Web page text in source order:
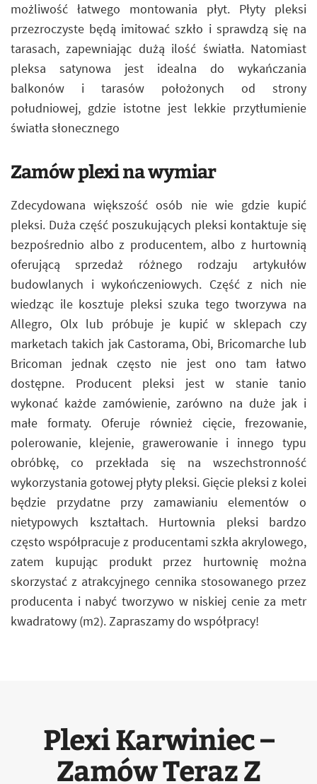
możliwość łatwego montowania płyt. Płyty pleksi
przezroczyste będą imitować szkło i sprawdzą się na
tarasach, zapewniając dużą ilość światła. Natomiast
pleksa satynowa jest idealna do wykańczania
balkonów i tarasów położonych od strony
południowej, gdzie istotne jest lekkie przytłumienie
światła słonecznego
Zamów plexi na wymiar
Zdecydowana większość osób nie wie gdzie kupić
pleksi. Duża część poszukujących pleksi kontaktuje się
bezpośrednio albo z producentem, albo z hurtownią
oferującą sprzedaż różnego rodzaju artykułów
budowlanych i wykończeniowych. Część z nich nie
wiedząc ile kosztuje pleksi szuka tego tworzywa na
Allegro, Olx lub próbuje je kupić w sklepach czy
marketach takich jak Castorama, Obi, Bricomarche lub
Bricoman jednak często nie jest ono tam łatwo
dostępne. Producent pleksi jest w stanie tanio
wykonać każde zamówienie, zarówno na duże jak i
małe formaty. Oferuje również cięcie, frezowanie,
polerowanie, klejenie, grawerowanie i innego typu
obróbkę, co przekłada się na wszechstronność
wykorzystania gotowej płyty pleksi. Gięcie pleksi z kolei
będzie przydatne przy zamawianiu elementów o
nietypowych kształtach. Hurtownia pleksi bardzo
często współpracuje z producentami szkła akrylowego,
zatem kupując produkt przez hurtownię można
skorzystać z atrakcyjnego cennika stosowanego przez
producenta i nabyć tworzywo w niskiej cenie za metr
kwadratowy (m2). Zapraszamy do współpracy!
Plexi Karwiniec –
Zamów Teraz Z